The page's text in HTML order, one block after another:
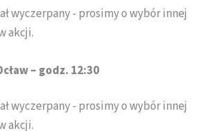
wyczerpany - prosimy o wybór innej
akcji.
– godz. 12:30
wyczerpany - prosimy o wybór innej
akcji.